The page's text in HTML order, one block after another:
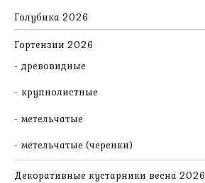
Голубика 2026
Гортензии 2026
древовидные
крупнолистные
метельчатые
метельчатые (черенки)
Декоративные кустарники весна 2026